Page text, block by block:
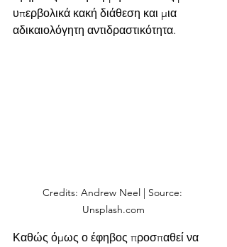
υπερβολικά κακή διάθεση και μια
αδικαιολόγητη αντιδραστικότητα.
Credits: Andrew Neel | Source:
Unsplash.com
Καθώς όμως ο έφηβος προσπαθεί να